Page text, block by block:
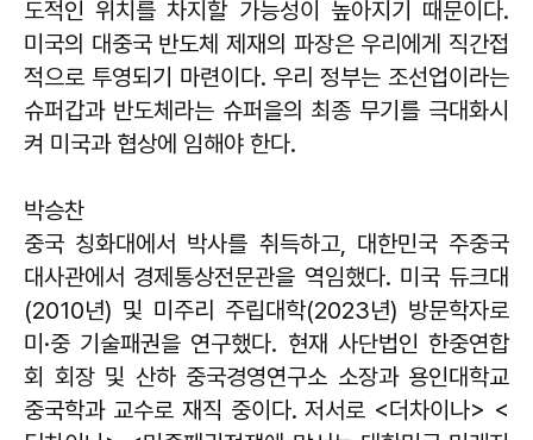
도적인 위치를 차지할 가능성이 높아지기 때문이다.
미국의 대중국 반도체 제재의 파장은 우리에게 직간접
적으로 투영되기 마련이다. 우리 정부는 조선업이라는
슈퍼갑과 반도체라는 슈퍼을의 최종 무기를 극대화시
켜 미국과 협상에 임해야 한다.
박승찬
중국 칭화대에서 박사를 취득하고, 대한민국 주중국
대사관에서 경제통상전문관을 역임했다. 미국 듀크대
(2010년) 및 미주리 주립대학(2023년) 방문학자로
미·중 기술패권을 연구했다. 현재 사단법인 한중연합
회 회장 및 산하 중국경영연구소 소장과 용인대학교
중국학과 교수로 재직 중이다. 저서로 <더차이나> <